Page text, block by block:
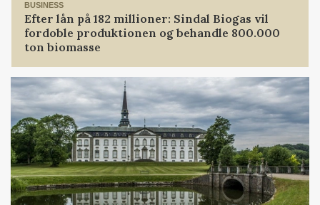
BUSINESS
Efter lån på 182 millioner: Sindal Biogas vil
fordoble produktionen og behandle 800.000
ton biomasse